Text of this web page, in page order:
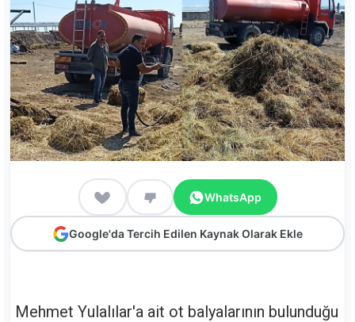
WhatsApp
Google'da Tercih Edilen Kaynak Olarak Ekle
Mehmet Yulalılar'a ait ot balyalarının bulunduğu